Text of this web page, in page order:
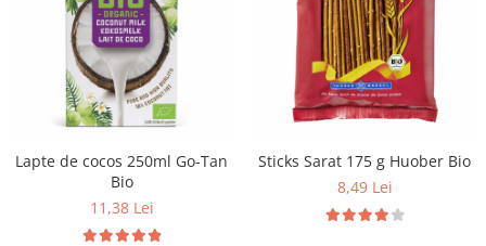
Lapte de cocos 250ml Go-Tan
Bio
11,38 Lei
Sticks Sarat 175 g Huober Bio
8,49 Lei